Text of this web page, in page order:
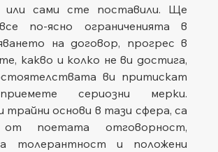
или сами сте поставили. Ще
по-ясно ограниченията в
на договор, прогрес в
какво и колко не ви достига,
ви притискат
сериозни мерки.
трайни основи в тази сфера, са
от поетата отговорност,
толерантност и положени